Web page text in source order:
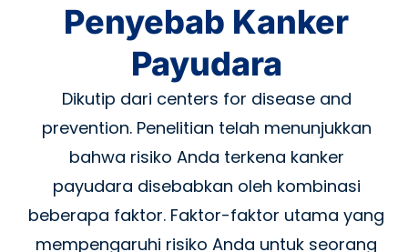
Penyebab Kanker
Payudara
Dikutip dari centers for disease and
prevention. Penelitian telah menunjukkan
bahwa risiko Anda terkena kanker
payudara disebabkan oleh kombinasi
beberapa faktor. Faktor-faktor utama yang
mempengaruhi risiko Anda untuk seorang